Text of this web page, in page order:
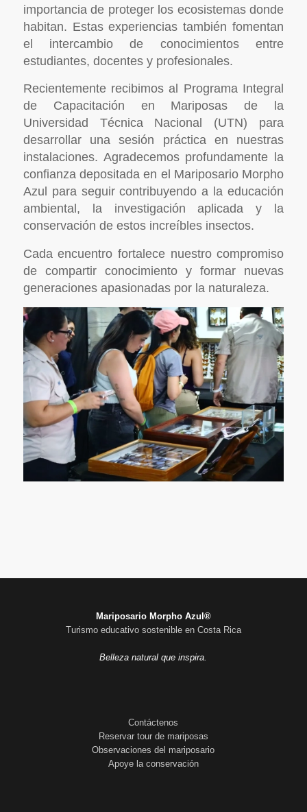
importancia de proteger los ecosistemas donde
habitan. Estas experiencias también fomentan
el intercambio de conocimientos entre
estudiantes, docentes y profesionales.
Recientemente recibimos al Programa Integral
de Capacitación en Mariposas de la
Universidad Técnica Nacional (UTN) para
desarrollar una sesión práctica en nuestras
instalaciones. Agradecemos profundamente la
confianza depositada en el Mariposario Morpho
Azul para seguir contribuyendo a la educación
ambiental, la investigación aplicada y la
conservación de estos increíbles insectos.
Cada encuentro fortalece nuestro compromiso
de compartir conocimiento y formar nuevas
generaciones apasionadas por la naturaleza.
Mariposario Morpho Azul®
Turismo educativo sostenible en Costa Rica
Belleza natural que inspira.
Contáctenos
Reservar tour de mariposas
Observaciones del mariposario
Apoye la conservación